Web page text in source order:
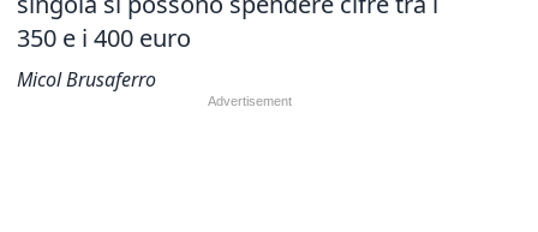
350 e i 400 euro
Micol Brusaferro